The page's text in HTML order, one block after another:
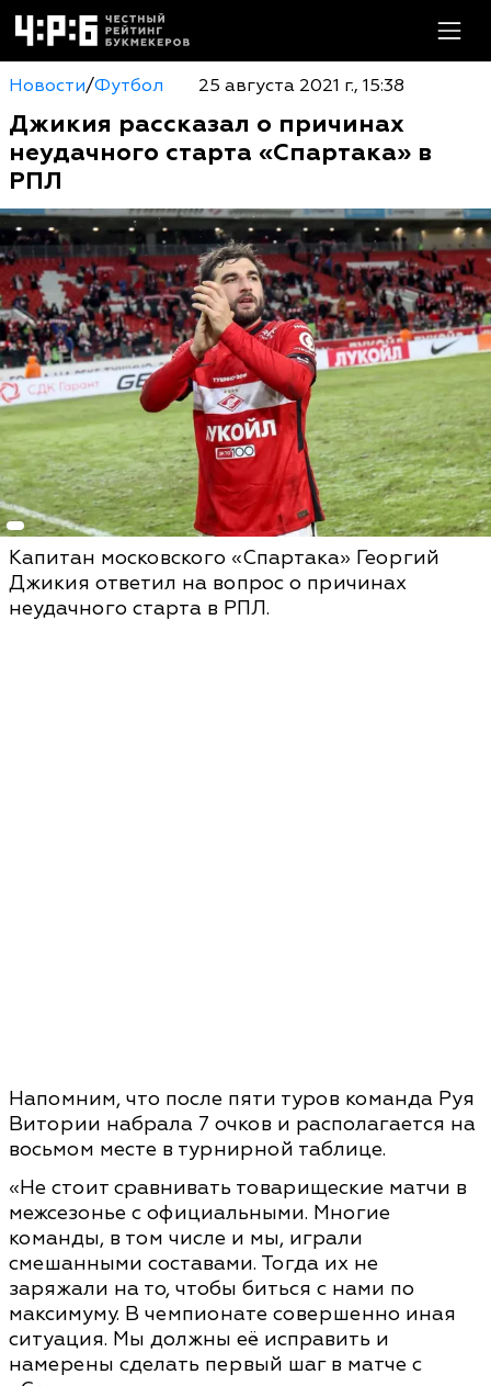
Новости/Футбол 25 августа 2021 г., 15:38
Джикия рассказал о причинах
неудачного старта «Спартака» в
РПЛ
Капитан московского «Спартака» Георгий
Джикия ответил на вопрос о причинах
неудачного старта в РПЛ.
Напомним, что после пяти туров команда Руя
Витории набрала 7 очков и располагается на
восьмом месте в турнирной таблице.
«Не стоит сравнивать товарищеские матчи в
межсезонье с официальными. Многие
команды, в том числе и мы, играли
смешанными составами. Тогда их не
заряжали на то, чтобы биться с нами по
максимуму. В чемпионате совершенно иная
ситуация. Мы должны её исправить и
намерены сделать первый шаг в матче с